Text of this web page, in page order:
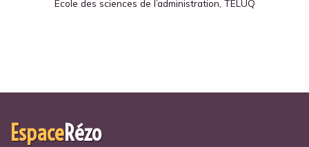
École des sciences de l’administration, TÉLUQ
EspaceRézo